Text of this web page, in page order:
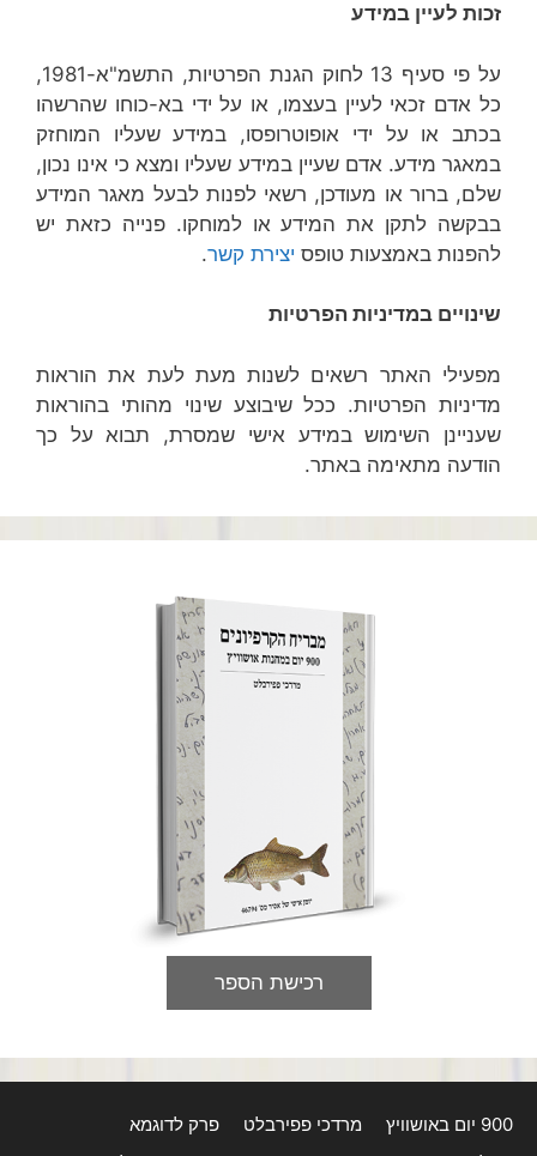
זכות לעיין במידע
על פי סעיף 13 לחוק הגנת הפרטיות, התשמ"א-1981,
כל אדם זכאי לעיין בעצמו, או על ידי בא-כוחו שהרשהו
בכתב או על ידי אופוטרופסו, במידע שעליו המוחזק
במאגר מידע. אדם שעיין במידע שעליו ומצא כי אינו נכון,
שלם, ברור או מעודכן, רשאי לפנות לבעל מאגר המידע
בבקשה לתקן את המידע או למוחקו. פנייה כזאת יש
להפנות באמצעות טופס יצירת קשר.
שינויים במדיניות הפרטיות
מפעילי האתר רשאים לשנות מעת לעת את הוראות
מדיניות הפרטיות. ככל שיבוצע שינוי מהותי בהוראות
שעניינן השימוש במידע אישי שמסרת, תבוא על כך
הודעה מתאימה באתר.
רכישת הספר
900 יום באושוויץ מרדכי פפירבלט
פרק לדוגמא